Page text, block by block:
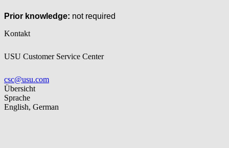
Prior knowledge: not required
Kontakt
USU Customer Service Center
csc@usu.com
Übersicht
Sprache
English, German